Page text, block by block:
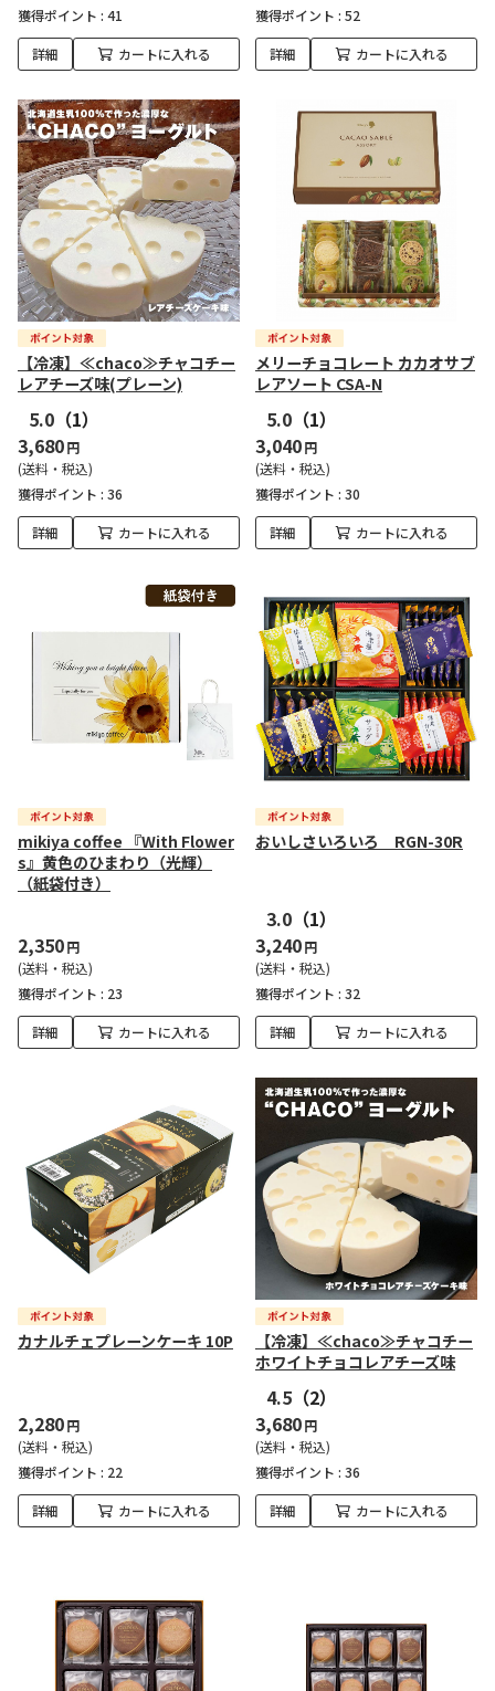
獲得ポイント : 41
詳細 カートに入れる
獲得ポイント : 52
詳細 カートに入れる
【冷凍】≪chaco≫チャコチー
レアチーズ味(プレーン)
5.0 （1）
3,680円
(送料・税込)
獲得ポイント : 36
詳細 カートに入れる
メリーチョコレート カカオサブ
レアソート CSA-N
5.0 （1）
3,040円
(送料・税込)
獲得ポイント : 30
詳細 カートに入れる
mikiya coffee 『With Flower
s』黄色のひまわり（光輝）
（紙袋付き）
2,350円
(送料・税込)
獲得ポイント : 23
詳細 カートに入れる
おいしさいろいろ RGN-30R
3.0 （1）
3,240円
(送料・税込)
獲得ポイント : 32
詳細 カートに入れる
カナルチェプレーンケーキ 10P
2,280円
(送料・税込)
獲得ポイント : 22
詳細 カートに入れる
【冷凍】≪chaco≫チャコチー
ホワイトチョコレアチーズ味
4.5 （2）
3,680円
(送料・税込)
獲得ポイント : 36
詳細 カートに入れる